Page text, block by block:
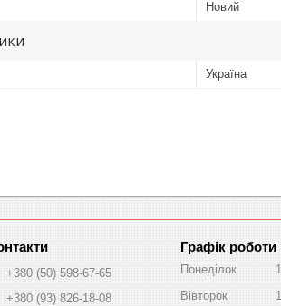
Новий
Україна
+380 (50) 598-67-65
+380 (93) 826-18-08
Графік роботи
Понеділок
Вівторок